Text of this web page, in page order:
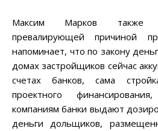
Максим Марков также
превалирующей причиной
напоминает, что по закону
домах застройщиков сейчас
счетах банков, сама
проектного
компаниям банки выдают
деньги дольщиков,